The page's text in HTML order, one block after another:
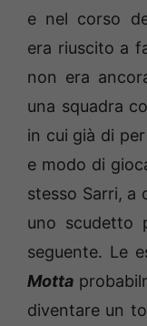
e nel corso
era riuscito a
non era
una squadra
in cui già di
e modo di
stesso Sarri, a
uno scudetto
seguente. Le
Motta
diventare un